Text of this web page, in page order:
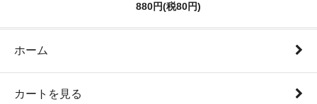
880円(税80円)
ホーム
カートを見る